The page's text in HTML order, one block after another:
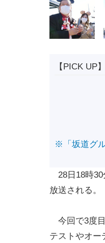
【PICK UP】
※「坂道グ
28日18時30
放送される。
今回で3度
テストやオー